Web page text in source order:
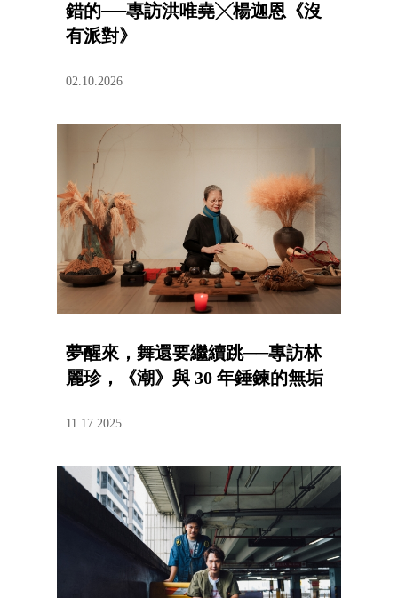
錯的──專訪洪唯堯╳楊迦恩《沒
有派對》
02.10.2026
夢醒來，舞還要繼續跳──專訪林
麗珍，《潮》與 30 年錘鍊的無垢
11.17.2025